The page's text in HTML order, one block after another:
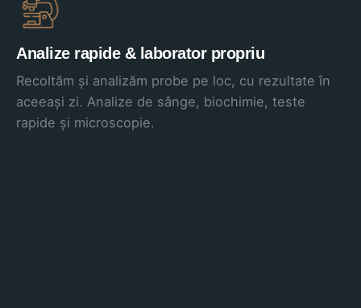
Analize rapide & laborator propriu
Recoltăm și analizăm probe pe loc, cu rezultate în
aceeași zi. Analize de sânge, biochimie, teste
rapide și microscopie.